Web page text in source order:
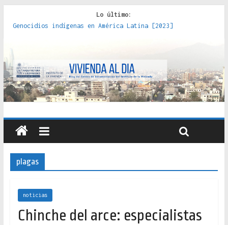
Lo último:
Genocidios indígenas en América Latina [2023]
políticas, prácticas y representaciones [2022]
crítica de las fronteras latinoamericanas [2020]
Criterios técnicos para una vivienda adecuada [2019]
Red de consultorios de la Caja del Seguro Obrero en
Santiago : un patrimonio emblemático [2014]
plagas
noticias
Chinche del arce: especialistas